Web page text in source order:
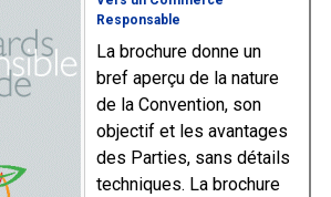
Responsable
La brochure donne un
bref aperçu de la nature
de la Convention, son
objectif et les avantages
des Parties, sans détails
techniques. La brochure